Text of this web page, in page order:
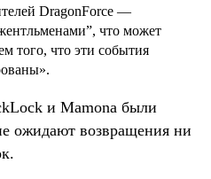
DragonForce —
что может
того, что эти события
и Mamona были
ожидают возвращения ни